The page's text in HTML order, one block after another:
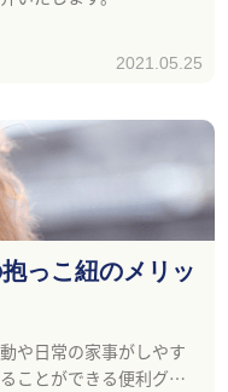
2021.05.25
っこ紐のメリッ
や日常の家事がしやす
ことができる便利グッ